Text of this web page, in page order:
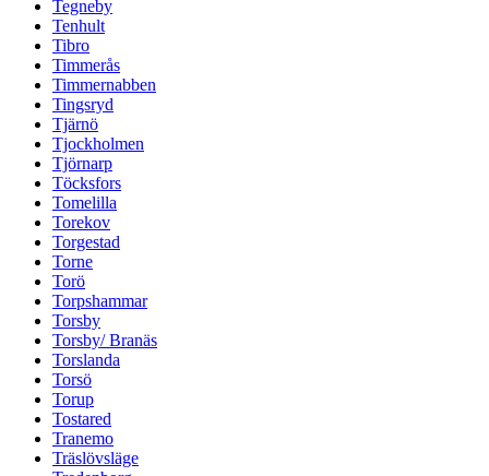
Tegneby
Tenhult
Tibro
Timmerås
Timmernabben
Tingsryd
Tjärnö
Tjockholmen
Tjörnarp
Töcksfors
Tomelilla
Torekov
Torgestad
Torne
Torö
Torpshammar
Torsby
Torsby/ Branäs
Torslanda
Torsö
Torup
Tostared
Tranemo
Träslövsläge